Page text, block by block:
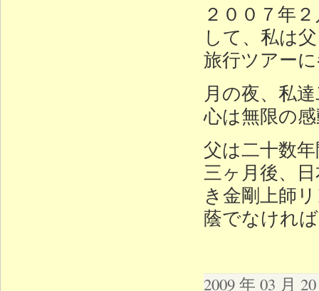
２００７年
して、私は
旅行ツアー
月の夜、私
心は無限の
父は二十数
三ヶ月後、
き金剛上師
蔭でなけれ
2009 年 03 月